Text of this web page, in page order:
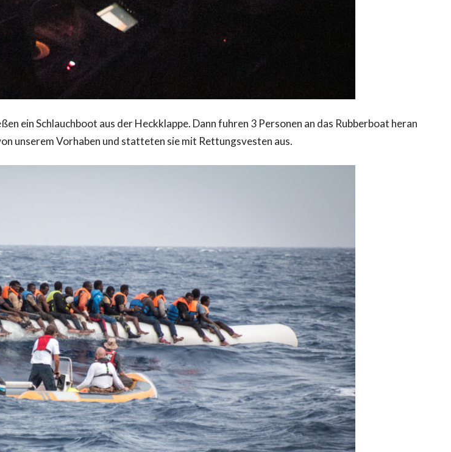
ein Schlauchboot aus der Heckklappe. Dann fuhren 3 Personen an das Rubberboat heran
unserem Vorhaben und statteten sie mit Rettungsvesten aus.